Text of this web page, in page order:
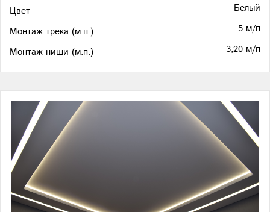
Цвет
Белый
Монтаж трека (м.п.)
5 м/п
Монтаж ниши (м.п.)
3,20 м/п